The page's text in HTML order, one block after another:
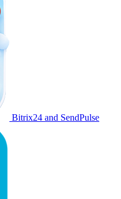
Bitrix24 and SendPulse